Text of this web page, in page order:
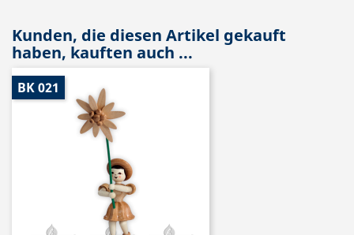
Kunden, die diesen Artikel gekauft
haben, kauften auch ...
BK 021